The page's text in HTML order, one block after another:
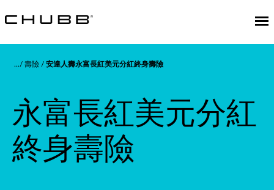
壽險 安達人壽永富長紅美元分紅終身壽險
永富長紅美元分紅
終身壽險